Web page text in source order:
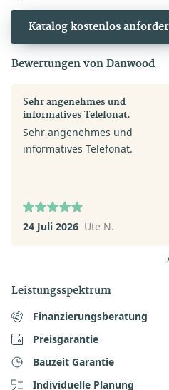
Katalog kostenlos
Bewertungen von Danwood
Sehr angenehmes und
informatives Telefonat.
Sehr angenehmes und
informatives Telefonat.
24 Juli 2026 Ute N.
Leistungsspektrum
Finanzierungsberatung
Preisgarantie
Bauzeit Garantie
Individuelle Planung